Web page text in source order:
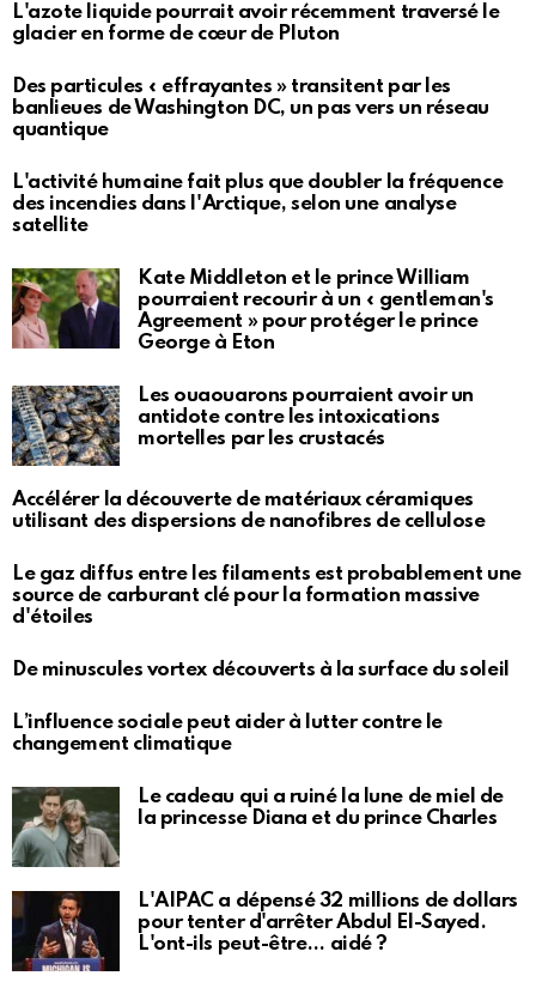
L'azote liquide pourrait avoir récemment traversé le
glacier en forme de cœur de Pluton
Des particules « effrayantes » transitent par les
banlieues de Washington DC, un pas vers un réseau
quantique
L'activité humaine fait plus que doubler la fréquence
des incendies dans l'Arctique, selon une analyse
satellite
Kate Middleton et le prince William
pourraient recourir à un « gentleman's
Agreement » pour protéger le prince
George à Eton
Les ouaouarons pourraient avoir un
antidote contre les intoxications
mortelles par les crustacés
Accélérer la découverte de matériaux céramiques
utilisant des dispersions de nanofibres de cellulose
Le gaz diffus entre les filaments est probablement une
source de carburant clé pour la formation massive
d'étoiles
De minuscules vortex découverts à la surface du soleil
L’influence sociale peut aider à lutter contre le
changement climatique
Le cadeau qui a ruiné la lune de miel de
la princesse Diana et du prince Charles
L'AIPAC a dépensé 32 millions de dollars
pour tenter d'arrêter Abdul El-Sayed.
L'ont-ils peut-être… aidé ?